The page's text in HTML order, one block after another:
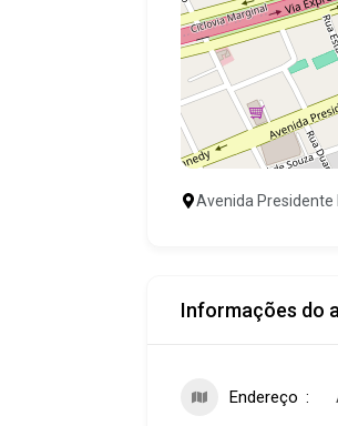
Avenida Presidente
Informações do
Endereço